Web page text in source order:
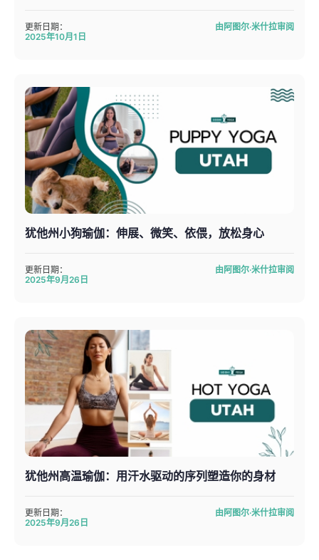
更新日期：
2025年10月1日
由阿图尔·米什拉审阅
犹他州小狗瑜伽：伸展、微笑、依偎，放松身心
更新日期：
2025年9月26日
由阿图尔·米什拉审阅
犹他州高温瑜伽：用汗水驱动的序列塑造你的身材
更新日期：
2025年9月26日
由阿图尔·米什拉审阅